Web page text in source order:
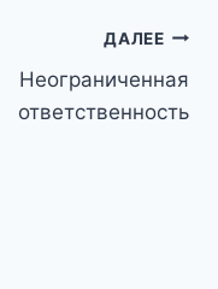
ДАЛЕЕ
Неограниченная
ответственность